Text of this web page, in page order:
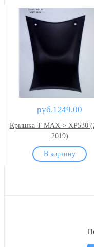
руб.1249.00
Крышка T-MAX > XP530
2019)